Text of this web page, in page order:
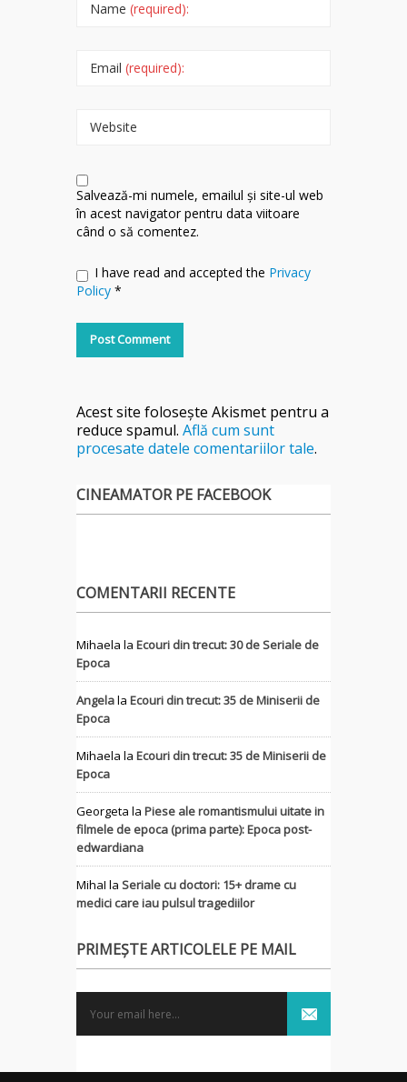
Name (required):
Email (required):
Website
Salvează-mi numele, emailul și site-ul web
în acest navigator pentru data viitoare
când o să comentez.
I have read and accepted the Privacy
Policy *
Acest site folosește Akismet pentru a
reduce spamul. Află cum sunt
procesate datele comentariilor tale.
CINEAMATOR PE FACEBOOK
COMENTARII RECENTE
Mihaela la Ecouri din trecut: 30 de Seriale de
Epoca
Angelala Ecouri din trecut: 35 de Miniserii de
Epoca
Mihaela la Ecouri din trecut: 35 de Miniserii de
Epoca
Georgeta la Piese ale romantismului uitate in
filmele de epoca (prima parte): Epoca post-
edwardiana
MihaI la Seriale cu doctori: 15+ drame cu
medici care iau pulsul tragediilor
PRIMEȘTE ARTICOLELE PE MAIL